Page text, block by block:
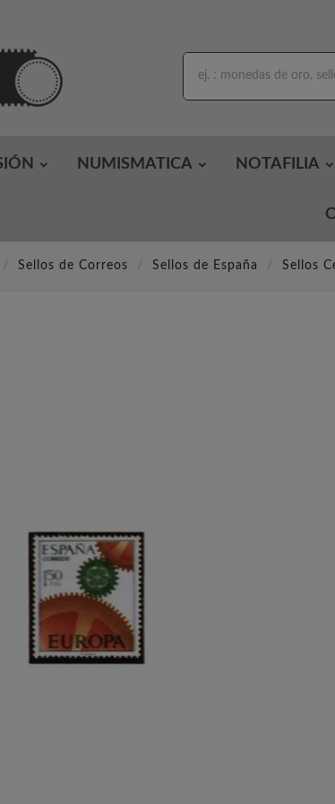
NUMISMATICA NOTAFILIA
Sellos de Correos Sellos de España Sellos